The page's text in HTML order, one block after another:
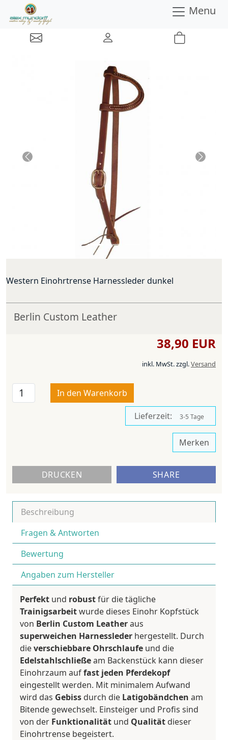
Menu
Previous Next
Western Einohrtrense Harnessleder dunkel
Berlin Custom Leather
38,90 EUR
inkl. MwSt.zzgl.Versand
In den Warenkorb
Lieferzeit: 3-5 Tage
Merken
DRUCKEN SHARE
Beschreibung
Fragen & Antworten
Bewertung
Angaben zum Hersteller
Perfekt und robustfür die tägliche
Trainigsarbeitwurde dieses Einohr Kopfstück
von Berlin Custom Leatheraus
superweichen Harnessleder hergestellt. Durch
dieverschiebbare Ohrschlaufe und die
Edelstahlschließeam Backenstück kann dieser
Einohrzaum auffast jeden Pferdekopf
eingestellt werden. Mit minimalem Aufwand
wird das Gebiss durch die Latigobändchen am
Bitende gewechselt. Einsteiger und Profis sind
von der Funktionalität und Qualität dieser
Einohrtrense begeistert.